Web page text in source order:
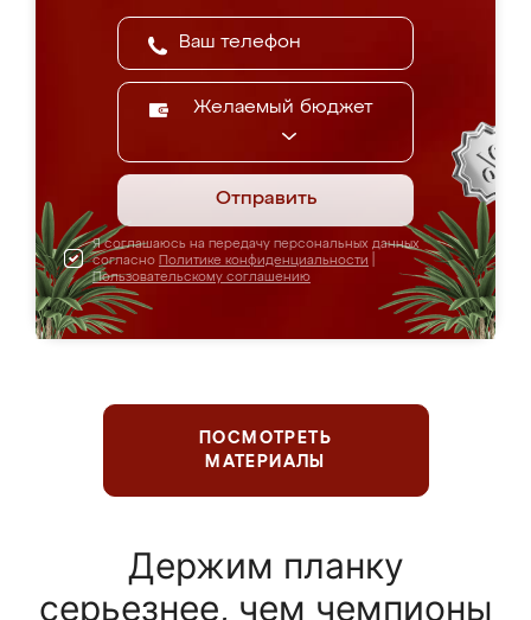
Желаемый бюджет
Отправить
Я соглашаюсь на передачу персональных данных
согласно Политике конфиденциальности
Пользовательскому соглашению
ПОСМОТРЕТЬ
МАТЕРИАЛЫ
Держим планку
серьезнее, чем чемпионы